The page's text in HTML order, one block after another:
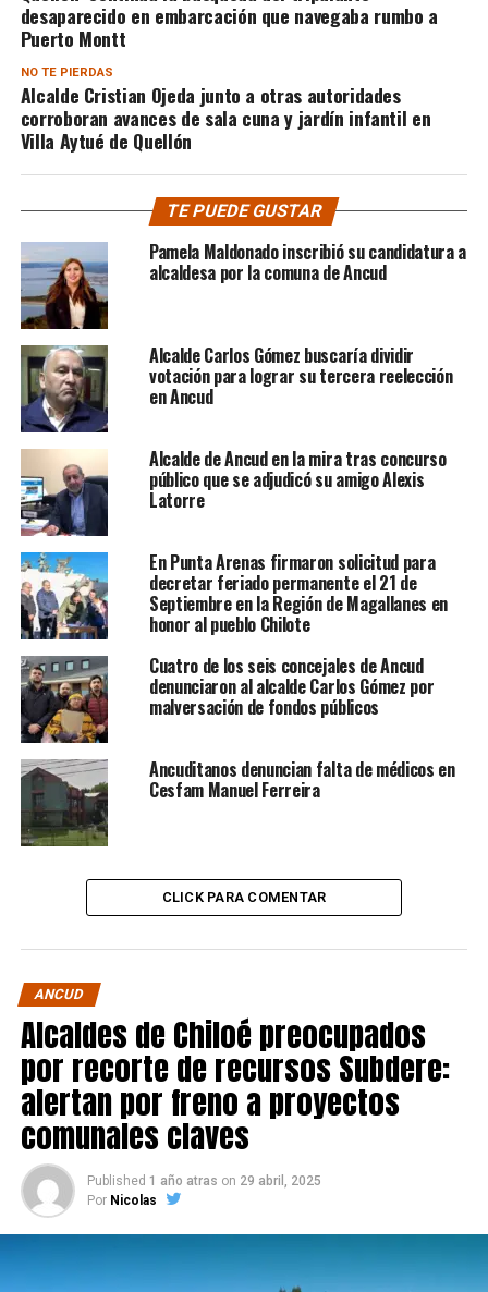
desaparecido en embarcación que navegaba rumbo a
Puerto Montt
NO TE PIERDAS
Alcalde Cristian Ojeda junto a otras autoridades
corroboran avances de sala cuna y jardín infantil en
Villa Aytué de Quellón
TE PUEDE GUSTAR
Pamela Maldonado inscribió su candidatura a
alcaldesa por la comuna de Ancud
Alcalde Carlos Gómez buscaría dividir
votación para lograr su tercera reelección
en Ancud
Alcalde de Ancud en la mira tras concurso
público que se adjudicó su amigo Alexis
Latorre
En Punta Arenas firmaron solicitud para
decretar feriado permanente el 21 de
Septiembre en la Región de Magallanes en
honor al pueblo Chilote
Cuatro de los seis concejales de Ancud
denunciaron al alcalde Carlos Gómez por
malversación de fondos públicos
Ancuditanos denuncian falta de médicos en
Cesfam Manuel Ferreira
CLICK PARA COMENTAR
ANCUD
Alcaldes de Chiloé preocupados
por recorte de recursos Subdere:
alertan por freno a proyectos
comunales claves
Published 1 año atras on 29 abril, 2025
Por Nicolas